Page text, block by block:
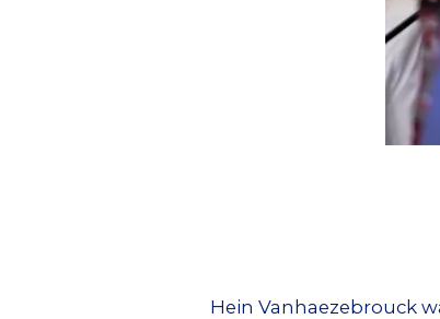
Hein Vanhaezebrouck